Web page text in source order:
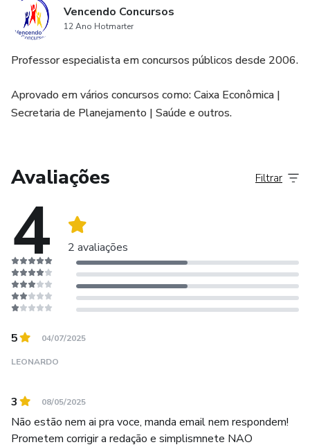
Vencendo Concursos
12 Ano Hotmarter
Professor especialista em concursos públicos desde 2006.
Aprovado em vários concursos como: Caixa Econômica |
Secretaria de Planejamento | Saúde e outros.
Avaliações
4 2 avaliações
Filtrar
5 04/07/2025
LEONARDO
3 08/05/2025
Não estão nem ai pra voce, manda email nem respondem!
Prometem corrigir a redação e simplismnete NAO